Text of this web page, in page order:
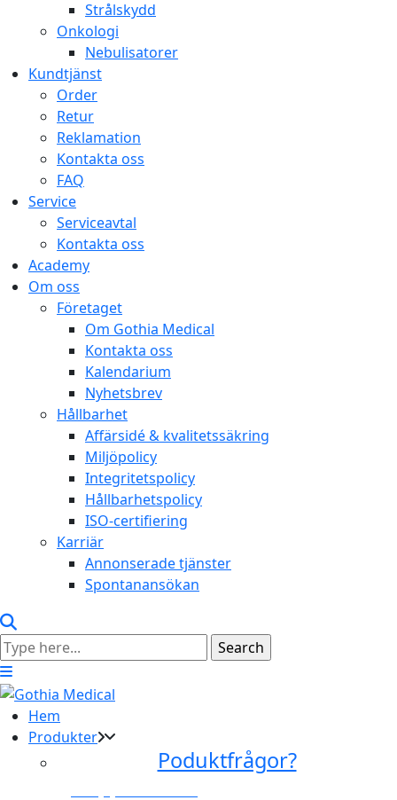
Strålskydd
Onkologi
Nebulisatorer
Kundtjänst
Order
Retur
Reklamation
Kontakta oss
FAQ
Service
Serviceavtal
Kontakta oss
Academy
Om oss
Företaget
Om Gothia Medical
Kontakta oss
Kalendarium
Nyhetsbrev
Hållbarhet
Affärsidé & kvalitetssäkring
Miljöpolicy
Integritetspolicy
Hållbarhetspolicy
ISO-certifiering
Karriär
Annonserade tjänster
Spontanansökan
Hem
Produkter
Poduktfrågor?